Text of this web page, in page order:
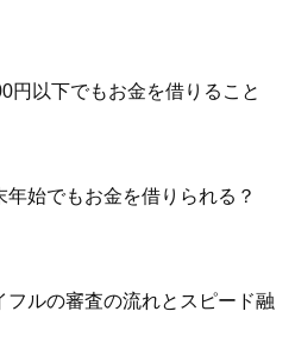
円以下でもお金を借りること
年始でもお金を借りられる？
ルの審査の流れとスピード融